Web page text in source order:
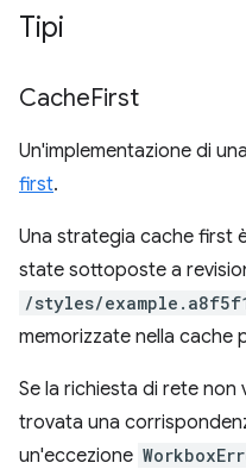
Tipi
CacheFirst
Un'implementazione di
first.
Una strategia cache first
state sottoposte a
/styles/
memorizzate nella cache
Se la richiesta di rete non
trovata una
un'eccezione